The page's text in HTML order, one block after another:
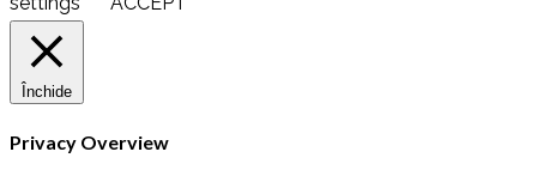
Închide
Privacy Overview